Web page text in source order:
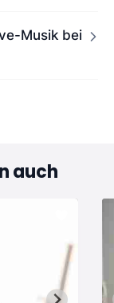
Musik bei
auch